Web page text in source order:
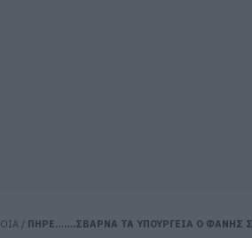
/ ΠΗΡΕ…….ΣΒΑΡΝΑ ΤΑ ΥΠΟΥΡΓΕΙΑ Ο ΦΑΝΗΣ